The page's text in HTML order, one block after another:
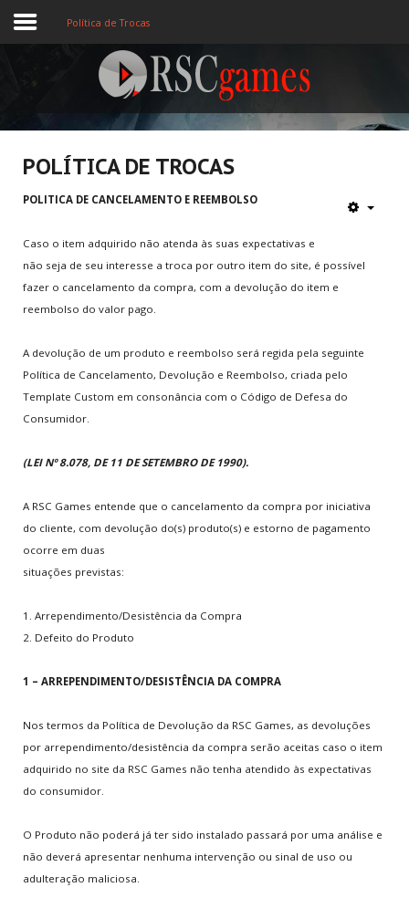
Registre-se
Home
Assine
Jogos MEMBROS
3D
Ação
Esporte
MEMBROS
Aventura
ESCOLHASEU PAÍS
Política de Trocas
POLÍTICA DE TROCAS
POLITICA DE CANCELAMENTO E REEMBOLSO
Caso o item adquirido não atenda às suas expectativas e
não seja de seu interesse a troca por outro item do site, é possível
fazer o cancelamento da compra, com a devolução do item e
reembolso do valor pago.
A devolução de um produto e reembolso será regida pela seguinte
Política de Cancelamento, Devolução e Reembolso, criada pelo
Template Custom em consonância com o Código de Defesa do
Consumidor.
(LEI Nº 8.078, DE 11 DE SETEMBRO DE 1990).
A RSC Games entende que o cancelamento da compra por iniciativa
do cliente, com devolução do(s) produto(s) e estorno de pagamento
ocorre em duas
situações previstas:
1. Arrependimento/Desistência da Compra
2. Defeito do Produto
1 – ARREPENDIMENTO/DESISTÊNCIA DA COMPRA
Nos termos da Política de Devolução da RSC Games, as devoluções
por arrependimento/desistência da compra serão aceitas caso o item
adquirido no site da RSC Games não tenha atendido às expectativas
do consumidor.
O Produto não poderá já ter sido instalado passará por uma análise e
não deverá apresentar nenhuma intervenção ou sinal de uso ou
adulteração maliciosa.
Está em... Home . Sobre . Termos Legais
Política de Trocas
Crie sua conta
Entre para o CLAN
Seja voluntário
Seja Blogueiro